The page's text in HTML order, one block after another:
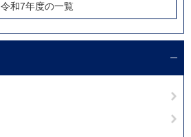
令和7年度の一覧